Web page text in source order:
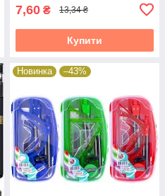
7,60 ₴ 13,34 ₴
Купити
Новинка –43%